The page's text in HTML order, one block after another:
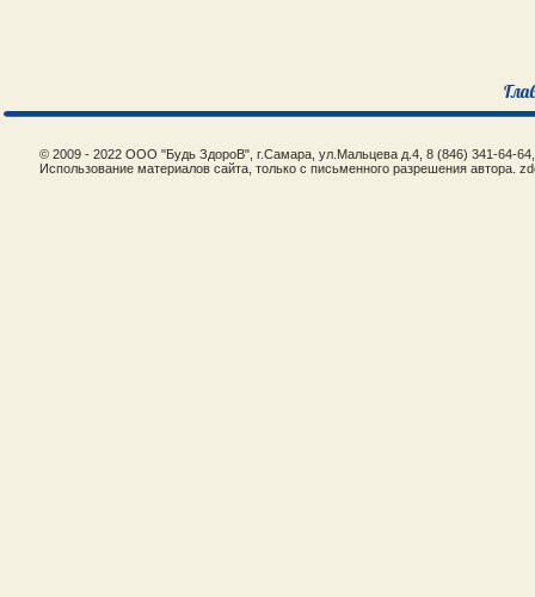
© 2009 - 2022 ООО "Будь ЗдороВ", г.Самара, ул.Мальцева д.4, 8 (846) 341-64-
Использование материалов сайта, только с письменного разрешения автора.